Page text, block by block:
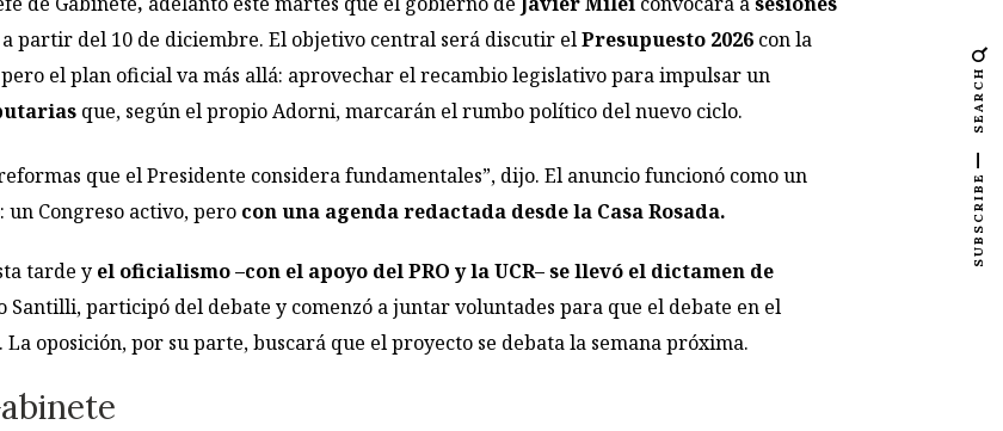
a partir del 10 de diciembre. El objetivo central será discutir elPresupuesto 2026 con la
el plan oficial va más allá: aprovechar el recambio legislativo para impulsar un
que, según el propio Adorni, marcarán el rumbo político del nuevo ciclo.
que el Presidente considera fundamentales”, dijo. El anuncio funcionó como un
Congreso activo, pero con una agenda redactada desde la Casa Rosada.
tarde y el oficialismo –con el apoyo del PRO y la UCR– se llevó el dictamen de
participó del debate y comenzó a juntar voluntades para que el debate en el
oposición, por su parte, buscará que el proyecto se debata la semana próxima.
SEARCH
SUBSCRIBE